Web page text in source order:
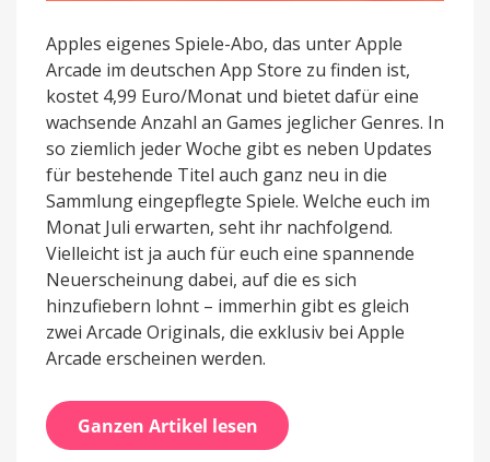
Apples eigenes Spiele-Abo, das unter Apple
Arcade im deutschen App Store zu finden ist,
kostet 4,99 Euro/Monat und bietet dafür eine
wachsende Anzahl an Games jeglicher Genres. In
so ziemlich jeder Woche gibt es neben Updates
für bestehende Titel auch ganz neu in die
Sammlung eingepflegte Spiele. Welche euch im
Monat Juli erwarten, seht ihr nachfolgend.
Vielleicht ist ja auch für euch eine spannende
Neuerscheinung dabei, auf die es sich
hinzufiebern lohnt – immerhin gibt es gleich
zwei Arcade Originals, die exklusiv bei Apple
Arcade erscheinen werden.
Ganzen Artikel lesen